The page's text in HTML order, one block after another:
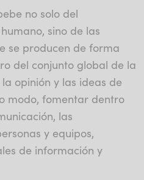
no solo del
sino de las
se producen de forma
del conjunto global de la
opinión y las ideas de
modo, fomentar dentro
las
y equipos,
de información y